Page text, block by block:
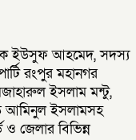
ইউসুফ আহমেদ, সদস্য
রংপুর মহানগর
ইসলাম মন্টু,
আমিনুল ইসলামসহ
ও জেলার বিভিন্ন